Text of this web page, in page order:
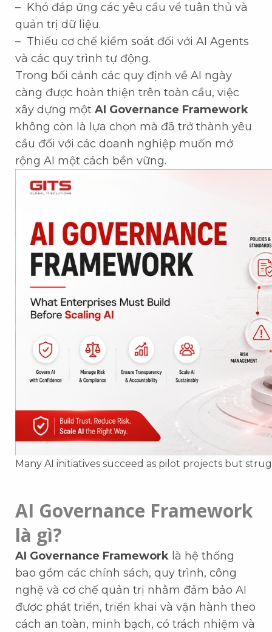
– Khó đáp ứng các yêu cầu về tuân thủ và
quản trị dữ liệu.
– Thiếu cơ chế kiểm soát đối với AI Agents
và các quy trình tự động.
Trong bối cảnh các quy định về AI ngày
càng được hoàn thiện trên toàn cầu, việc
xây dựng một AI Governance Framework
không còn là lựa chọn mà đã trở thành yêu
cầu đối với các doanh nghiệp muốn mở
rộng AI một cách bền vững.
Many AI initiatives succeed as pilot projects but
AI Governance Framework
là gì?
AI Governance Framework là hệ thống
bao gồm các chính sách, quy trình, công
nghệ và cơ chế quản trị nhằm đảm bảo AI
được phát triển, triển khai và vận hành theo
cách an toàn, minh bạch, có trách nhiệm và